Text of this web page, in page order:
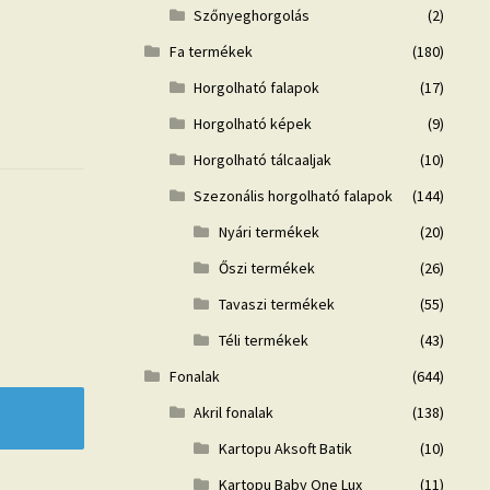
Szőnyeghorgolás
(2)
Fa termékek
(180)
Horgolható falapok
(17)
Horgolható képek
(9)
Horgolható tálcaaljak
(10)
Szezonális horgolható falapok
(144)
Nyári termékek
(20)
Őszi termékek
(26)
Tavaszi termékek
(55)
Téli termékek
(43)
Fonalak
(644)
Akril fonalak
(138)
Kartopu Aksoft Batik
(10)
Kartopu Baby One Lux
(11)